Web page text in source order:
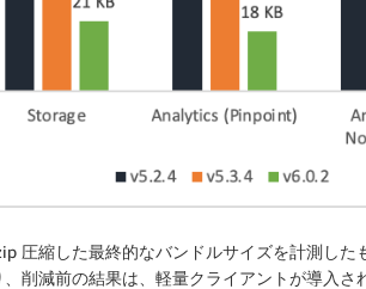
圧縮した最終的なバンドルサイズを計測し
、削減前の結果は、軽量クライアントが導入